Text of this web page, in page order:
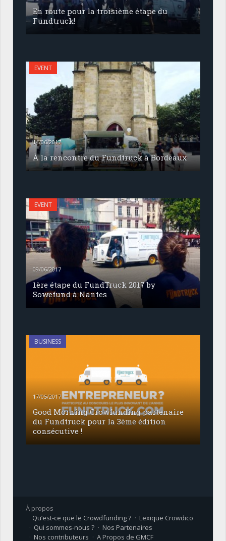
En route pour la troisième étape du
Fundtruck!
EVENT
14/06/2017
À la rencontre du Fundtruck à Bordeaux
EVENT
09/06/2017
1ère étape du FundTruck 2017 by
Sowefund à Nantes
BUSINESS
17/05/2017
Good Morning Crowfunding partenaire
du Fundtruck pour la 3ème édition
consécutive !
À propos
Qu’est-ce que le Crowdfunding ?
Lexique Crowdico
Qui sommes-nous ?
Nos Partenaires
Nos contributeurs
A Propos de GMCF